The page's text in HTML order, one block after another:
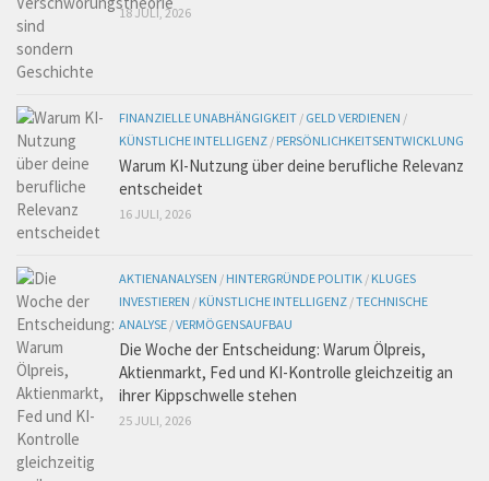
18 JULI, 2026
FINANZIELLE UNABHÄNGIGKEIT / GELD VERDIENEN /
KÜNSTLICHE INTELLIGENZ / PERSÖNLICHKEITSENTWICKLUNG
Warum KI-Nutzung über deine berufliche Relevanz
entscheidet
16 JULI, 2026
AKTIENANALYSEN / HINTERGRÜNDE POLITIK / KLUGES
INVESTIEREN / KÜNSTLICHE INTELLIGENZ /TECHNISCHE
ANALYSE /VERMÖGENSAUFBAU
Die Woche der Entscheidung: Warum Ölpreis,
Aktienmarkt, Fed und KI-Kontrolle gleichzeitig an
ihrer Kippschwelle stehen
25 JULI, 2026